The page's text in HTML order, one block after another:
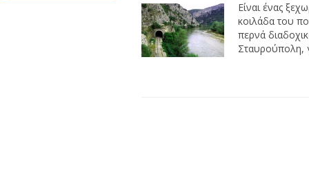
Είναι ένας
κοιλάδα του
περνά
Σταυρούπολη,